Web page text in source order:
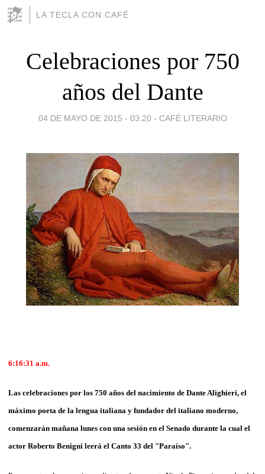
LA TECLA CON CAFÉ
Celebraciones por 750
años del Dante
04 DE MAYO DE 2015 - 03:20 - CAFÉ LITERARIO
6:16:31 a.m.
Las celebraciones por los 750 años del nacimiento de Dante Alighieri, el
máximo poeta de la lengua italiana y fundador del italiano moderno,
comenzarán mañana lunes con una sesión en el Senado durante la cual el
actor Roberto Benigni leerá el Canto 33 del "Paraíso".